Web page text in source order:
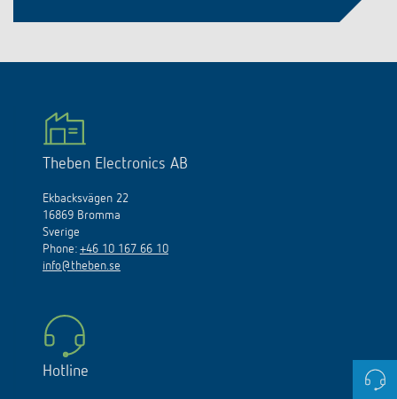
Theben Electronics AB
Ekbacksvägen 22
16869 Bromma
Sverige
Phone: +46 10 167 66 10
info@theben.se
Hotline